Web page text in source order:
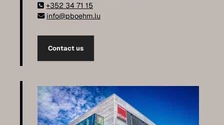
+352 34 71 15
info@pboehm.lu
Contact us